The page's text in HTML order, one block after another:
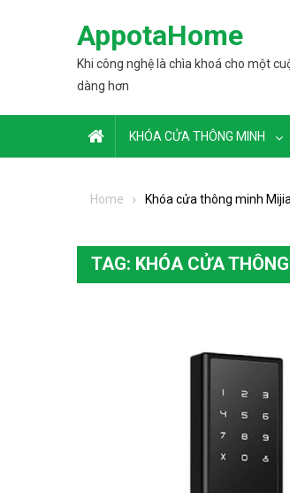
AppotaHome
Khi công nghệ là chìa khoá cho một
dàng hơn
KHÓA CỬA THÔNG MINH
Home Khóa cửa thông minh
TAG: KHÓA CỬA